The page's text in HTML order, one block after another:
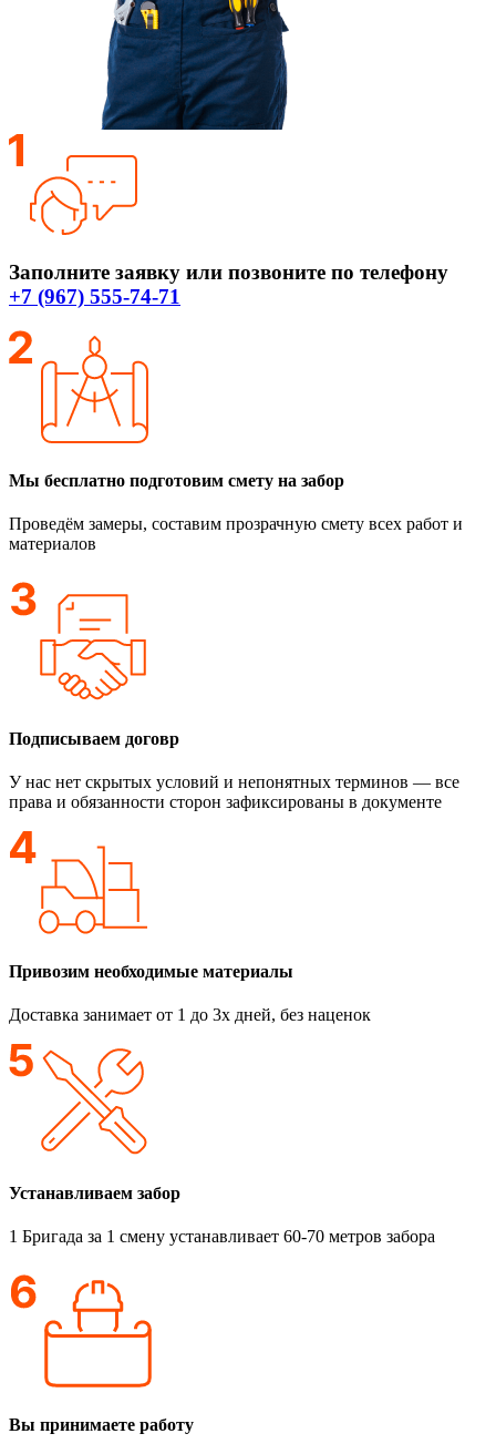
Заполните заявку или позвоните по телефону
+7 (967) 555-74-71
Мы бесплатно подготовим смету на забор
Проведём замеры, составим прозрачную смету всех работ и
материалов
Подписываем договр
У нас нет скрытых условий и непонятных терминов — все
права и обязанности сторон зафиксированы в документе
Привозим необходимые материалы
Доставка занимает от 1 до 3х дней, без наценок
Устанавливаем забор
1 Бригада за 1 смену устанавливает 60-70 метров забора
Вы принимаете работу